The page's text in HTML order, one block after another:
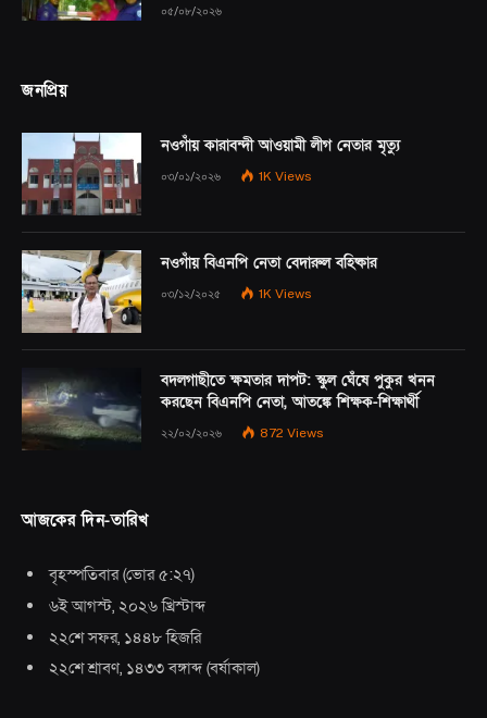
০৫/০৮/২০২৬
জনপ্রিয়
নওগাঁয় কারাবন্দী আওয়ামী লীগ নেতার মৃত্যু
০৩/০১/২০২৬ 1K Views
নওগাঁয় বিএনপি নেতা বেদারুল বহিষ্কার
০৩/১২/২০২৫ 1K Views
বদলগাছীতে ক্ষমতার দাপট: স্কুল ঘেঁষে পুকুর খনন
করছেন বিএনপি নেতা, আতঙ্কে শিক্ষক-শিক্ষার্থী
২২/০২/২০২৬ 872 Views
আজকের দিন-তারিখ
বৃহস্পতিবার(ভোর ৫:২৭)
৬ই আগস্ট, ২০২৬ খ্রিস্টাব্দ
২২শে সফর, ১৪৪৮ হিজরি
২২শে শ্রাবণ, ১৪৩৩ বঙ্গাব্দ (বর্ষাকাল)